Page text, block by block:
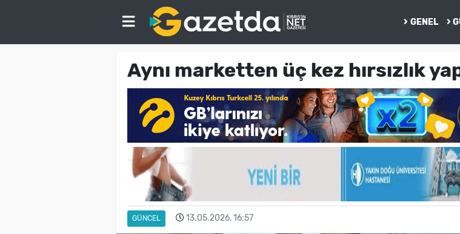
GENEL
Aynı marketten üç kez hırsızlık
GÜNCEL 13.05.2026, 16:57